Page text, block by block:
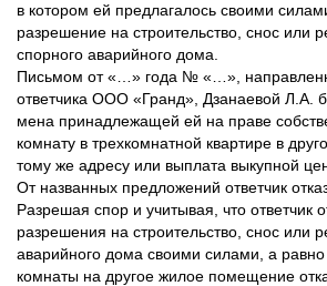
в котором ей предлагалось своими
разрешение на строительство, снос или
спорного аварийного дома.
Письмом от «…» года № «…»,
ответчика ООО «Гранд», Дзанаевой Л.А.
мена принадлежащей ей на праве
комнату в трехкомнатной квартире в
тому же адресу или выплата выкупной
От названных предложений ответчик
Разрешая спор и учитывая, что ответчик
разрешения на строительство, снос или
аварийного дома своими силами, а
комнаты на другое жилое помещение